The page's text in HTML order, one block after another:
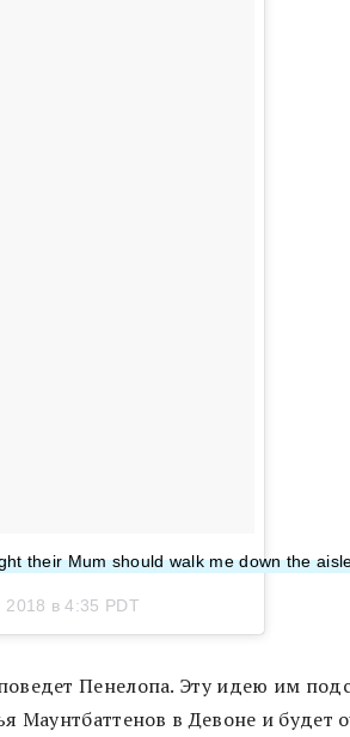
their Mum should walk me down the
в 4:35 PDT
Пенелопа. Эту идею им
Маунтбаттенов в Девоне и будет